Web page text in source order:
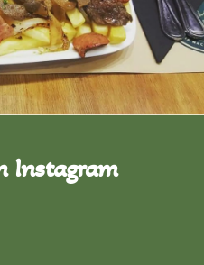
Instagram